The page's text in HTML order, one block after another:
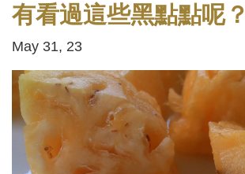
有看過這些黑點點呢？
May 31, 23